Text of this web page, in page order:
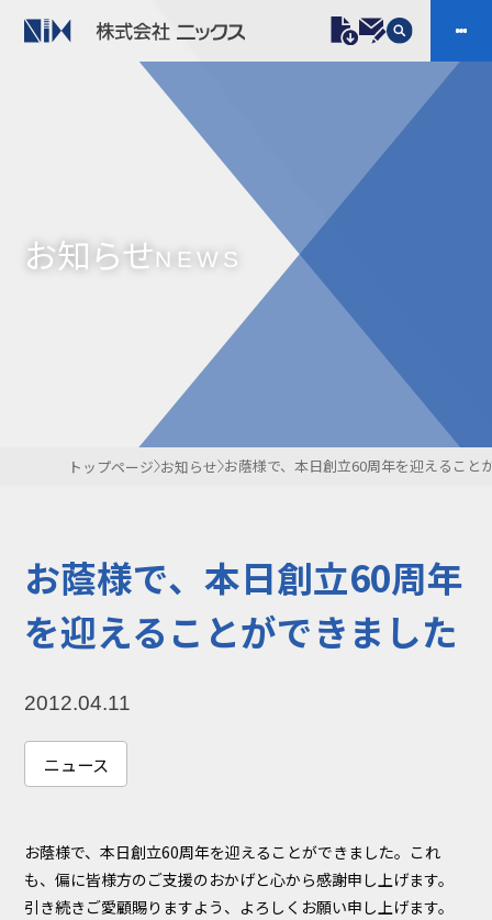
プラスチックファスナー 機構部品
ケーブルマーカー
樹脂継手、配管施工
防虫忌避製品ARINIX
プリント基板実装関連
会社案内
IR
お問い合わせ 開発・導入実績
よくあるご質問
NIXのサスティナ
環境負荷物質調
お知らせNEWS
トップページ お知らせ お蔭様で、本日創立60周年を迎えること
お蔭様で、本日創立60周年
を迎えることができました
2012.04.11
ニュース
お蔭様で、本日創立60周年を迎えることができました。これ
も、偏に皆様方のご支援のおかげと心から感謝申し上げます。
引き続きご愛顧賜りますよう、よろしくお願い申し上げます。